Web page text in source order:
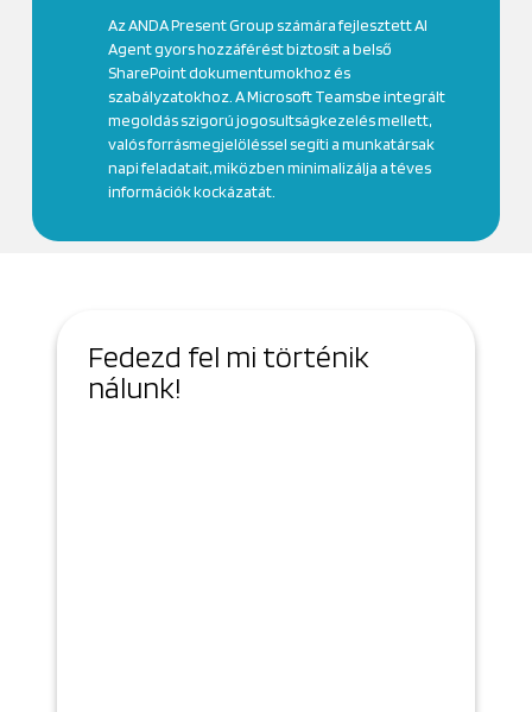
Az ANDA Present Group számára fejlesztett AI
Agent gyors hozzáférést biztosít a belső
SharePoint dokumentumokhoz és
szabályzatokhoz. A Microsoft Teamsbe integrált
megoldás szigorú jogosultságkezelés mellett,
valós forrásmegjelöléssel segíti a munkatársak
napi feladatait, miközben minimalizálja a téves
információk kockázatát.
Fedezd fel mi történik
nálunk!